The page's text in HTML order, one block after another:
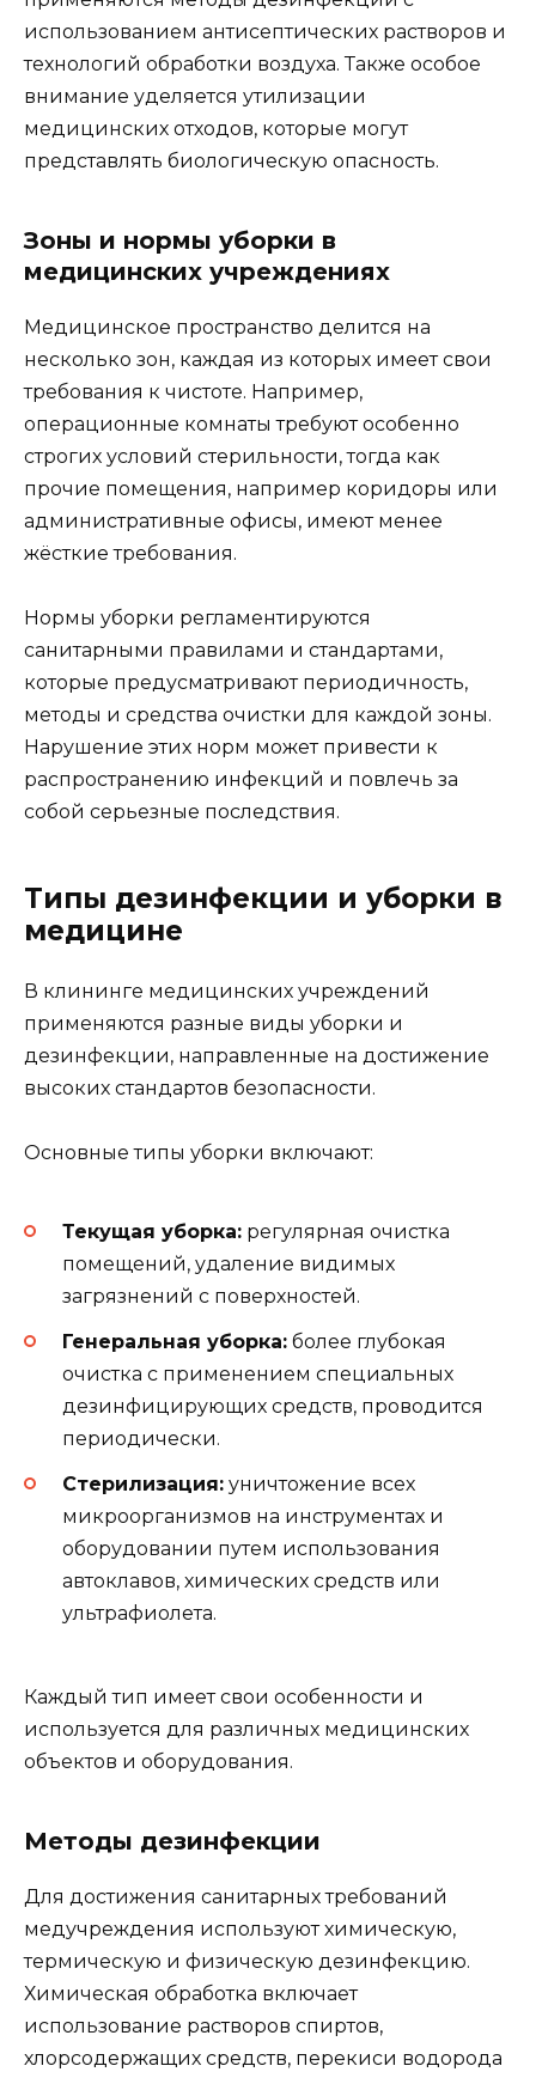
использованием антисептических растворов и
технологий обработки воздуха. Также особое
внимание уделяется утилизации
медицинских отходов, которые могут
представлять биологическую опасность.
Зоны и нормы уборки в
медицинских учреждениях
Медицинское пространство делится на
несколько зон, каждая из которых имеет свои
требования к чистоте. Например,
операционные комнаты требуют особенно
строгих условий стерильности, тогда как
прочие помещения, например коридоры или
административные офисы, имеют менее
жёсткие требования.
Нормы уборки регламентируются
санитарными правилами и стандартами,
которые предусматривают периодичность,
методы и средства очистки для каждой зоны.
Нарушение этих норм может привести к
распространению инфекций и повлечь за
собой серьезные последствия.
Типы дезинфекции и уборки в
медицине
В клининге медицинских учреждений
применяются разные виды уборки и
дезинфекции, направленные на достижение
высоких стандартов безопасности.
Основные типы уборки включают:
Текущая уборка: регулярная очистка
помещений, удаление видимых
загрязнений с поверхностей.
Генеральная уборка: более глубокая
очистка с применением специальных
дезинфицирующих средств, проводится
периодически.
Стерилизация: уничтожение всех
микроорганизмов на инструментах и
оборудовании путем использования
автоклавов, химических средств или
ультрафиолета.
Каждый тип имеет свои особенности и
используется для различных медицинских
объектов и оборудования.
Методы дезинфекции
Для достижения санитарных требований
медучреждения используют химическую,
термическую и физическую дезинфекцию.
Химическая обработка включает
использование растворов спиртов,
хлорсодержащих средств, перекиси водорода